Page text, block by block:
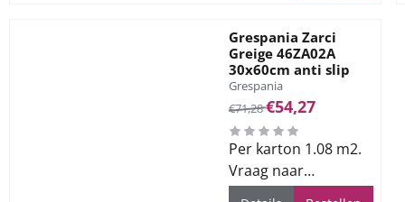
Grespania Zarci
Greige 46ZA02A
30x60cm anti slip
Merk:
Grespania
Van 71,28 voor 54,27
€71,28€54,27
Per karton 1.08 m2.
Vraag naar
beschikbaarheid of